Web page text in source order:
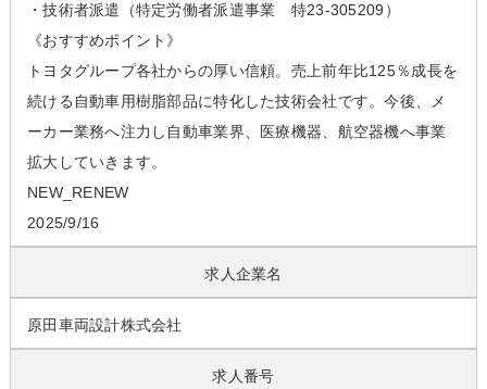
・技術者派遣（特定労働者派遣事業 特23-305209）
《おすすめポイント》
トヨタグループ各社からの厚い信頼。売上前年比125％成長を
続ける自動車用樹脂部品に特化した技術会社です。今後、メ
ーカー業務へ注力し自動車業界、医療機器、航空器機へ事業
拡大していきます。
NEW_RENEW
2025/9/16
求人企業名
原田車両設計株式会社
求人番号